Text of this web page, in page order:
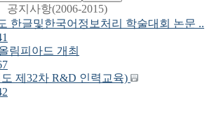
공지사항(2006-2015)
한글및한국어정보처리 학술대회 논문 ..
림피아드 개최
제32차 R&D 인력교육)